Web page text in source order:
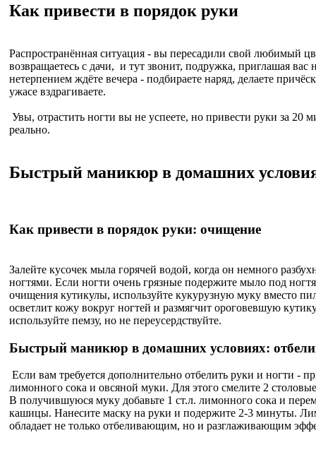
Как привести в порядок руки
Распространённая ситуация - вы пересадили свой любимый
возвращаетесь с дачи, и тут звонит, подружка, приглашая вас
нетерпением ждёте вечера - подбираете наряд, делаете
ужасе вздрагиваете.
Увы, отрастить ногти вы не успеете, но привести руки за 20
реально.
Быстрый маникюр в домашних
Как привести в порядок руки: очищение
Залейте кусочек мыла горячей водой, когда он немного
ногтями. Если ногти очень грязные подержите мыло под
очищения кутикулы, используйте кукурузную муку вместо
осветлит кожу вокруг ногтей и размягчит ороговевшую
используйте пемзу, но не переусердствуйте.
Быстрый маникюр в домашних условиях:
Если вам требуется дополнительно отбелить руки и ногти -
лимонного сока и овсяной муки. Для этого смелите 2
В получившуюся муку добавьте 1 ст.л. лимонного сока и
кашицы. Нанесите маску на руки и подержите 2-3 минуты.
обладает не только отбеливающим, но и разглаживающим